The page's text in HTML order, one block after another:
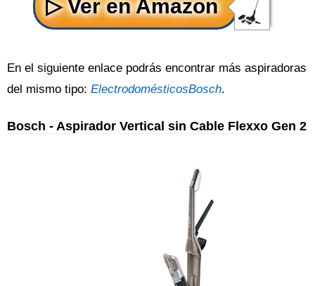
En el siguiente enlace podrás encontrar más aspiradoras
del mismo tipo: ElectrodomésticosBosch.
Bosch - Aspirador Vertical sin Cable Flexxo Gen 2